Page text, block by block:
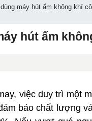
máy hút ẩm không khí
hút ẩm
việc duy trì một
bảo chất lượng